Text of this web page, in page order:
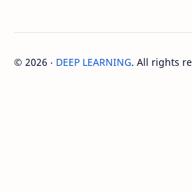
Kelas 4 Kelas
Kelas 6 Kelas
© 2026 ‧ DEEP LEARNING. All rights